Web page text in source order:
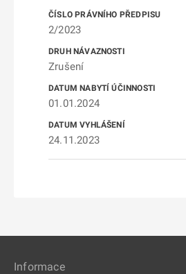
2/2023
Zrušení
01.01.2024
24.11.2023
Informace